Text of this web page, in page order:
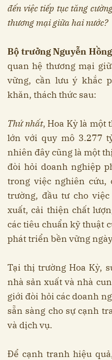
đến việc tiếp tục tăng
thương mại giữa hai nước?
Bộ trưởng Nguyễn
quan hệ thương mại
vững, cần lưu ý khắc
khăn, thách thức sau:
Thứ nhất, Hoa Kỳ là một
lớn với quy mô 3.277
nhiên đây cũng là một
đòi hỏi doanh nghiệp
trong việc nghiên
trường, đầu tư cho
xuất, cải thiện chất
các tiêu chuẩn kỹ thuật
phát triển bền vững
Tại thị trường Hoa Kỳ,
nhà sản xuất và nhà
giới đòi hỏi các doanh
sẵn sàng cho sự cạnh
và dịch vụ.
Để cạnh tranh hiệu